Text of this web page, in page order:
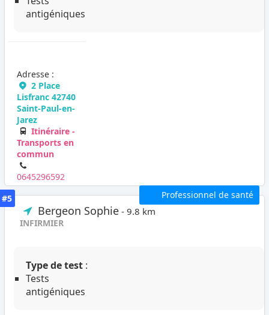
antigéniques
Adresse :
2 Place
Lisfranc 42740
Saint-Paul-en-
Jarez
Itinéraire -
Transports en
commun
0645296592
Professionnel de santé
#5
Bergeon Sophie - 9.8 km
INFIRMIER
Type de test :
Tests
antigéniques